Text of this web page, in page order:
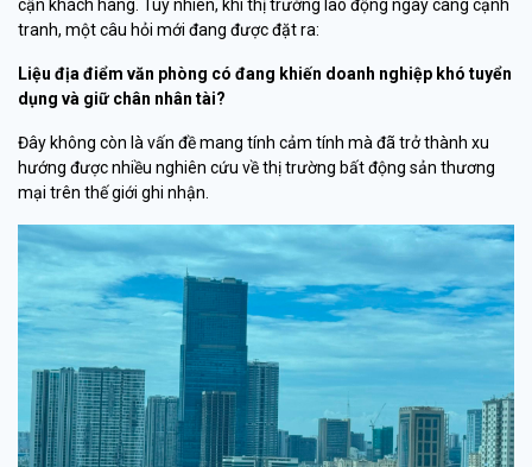
cận khách hàng. Tuy nhiên, khi thị trường lao động ngày càng cạnh
tranh, một câu hỏi mới đang được đặt ra:
Liệu địa điểm văn phòng có đang khiến doanh nghiệp khó tuyển
dụng và giữ chân nhân tài?
Đây không còn là vấn đề mang tính cảm tính mà đã trở thành xu
hướng được nhiều nghiên cứu về thị trường bất động sản thương
mại trên thế giới ghi nhận.